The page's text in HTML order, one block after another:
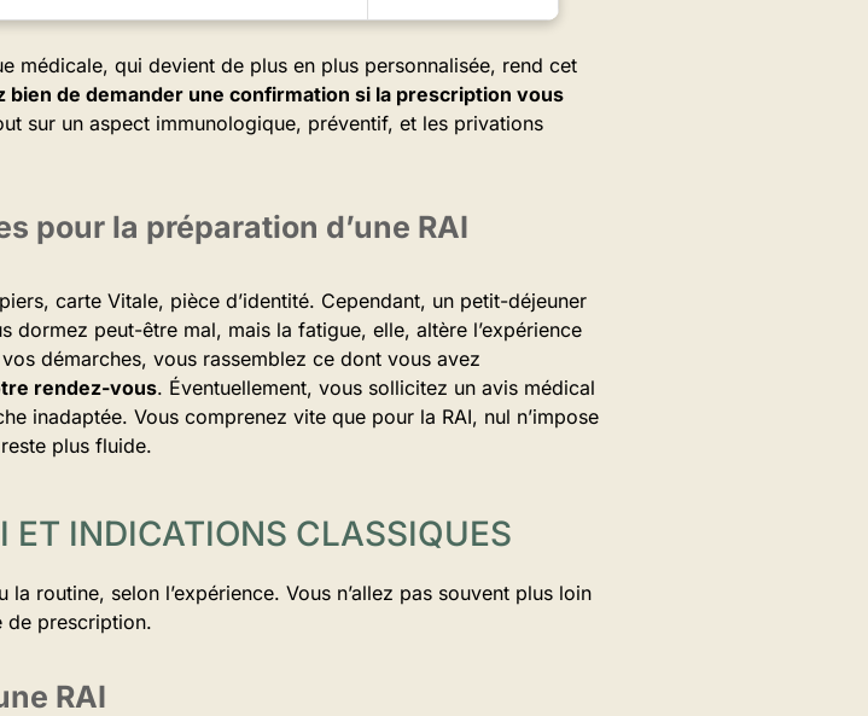
médicale, qui devient de plus en plus personnalisée, rend cet
bien de demander une confirmation si la prescription vous
sur un aspect immunologique, préventif, et les privations
pour la préparation d’une RAI
carte Vitale, pièce d’identité. Cependant, un petit-déjeuner
dormez peut-être mal, mais la fatigue, elle, altère l’expérience
démarches, vous rassemblez ce dont vous avez
rendez-vous. Éventuellement, vous sollicitez un avis médical
inadaptée. Vous comprenez vite que pour la RAI, nul n’impose
plus fluide.
ET INDICATIONS CLASSIQUES
la routine, selon l’expérience. Vous n’allez pas souvent plus loin
de prescription.
RAI